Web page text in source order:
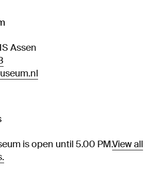
Assen
is open until 5.00 PM.View all